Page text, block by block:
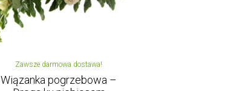
Zawsze darmowa dostawa!
Wiązanka pogrzebowa –